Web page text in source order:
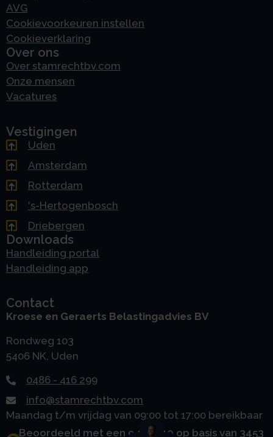
AVG
Cookievoorkeuren instellen
Cookieverklaring
Over ons
Over stamrechtbv.com
Onze mensen
Vacatures
Vestigingen
Uden
Amsterdam
Rotterdam
's-Hertogenbosch
Driebergen
Downloads
Handleiding portal
Handleiding app
Contact
Kroese en Geraerts Belastingadvies BV
Rondweg 103
5406 NK, Uden
0486 - 416 299
info@stamrechtbv.com
Maandag t/m vrijdag van 09:00 tot 17:00 bereikbaar
Beoordeeld met een 9.0 uit 10 op basis van 3453